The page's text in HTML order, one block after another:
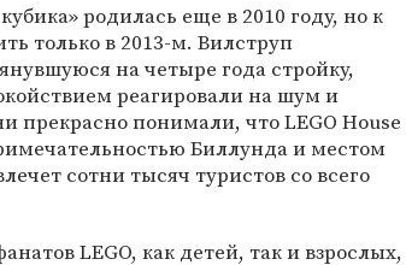
родилась еще в 2010 году, но к
только в 2013-м. Вилструп
на четыре года стройку,
реагировали на шум и
понимали, что LEGO House
Биллунда и местом
сотни тысяч туристов со всего
LEGO, как детей, так и взрослых,